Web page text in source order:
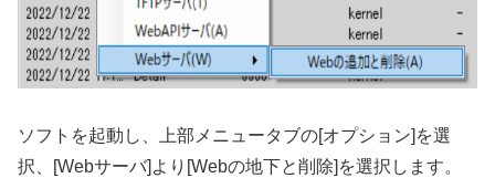
ソフトを起動し、上部メニュータブの[オプション]を選
択、[Webサーバ]より[Webの地下と削除]を選択します。